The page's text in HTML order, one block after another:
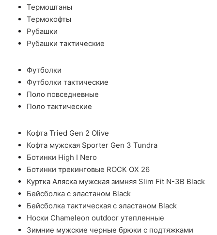
Термоштаны
Термокофты
Рубашки
Рубашки тактические
Футболки
Футболки тактические
Поло повседневные
Поло тактические
Кофта Tried Gen 2 Olive
Кофта мужская Sporter Gen 3 Tundra
Ботинки High I Nero
Ботинки трекинговые ROCK OX 26
Куртка Аляска мужская зимняя Slim Fit N-3B Black
Бейсболка с эластаном Black
Бейсболка тактическая с эластаном Black
Носки Chameleon outdoor утепленные
Зимние мужские черные брюки с подтяжками